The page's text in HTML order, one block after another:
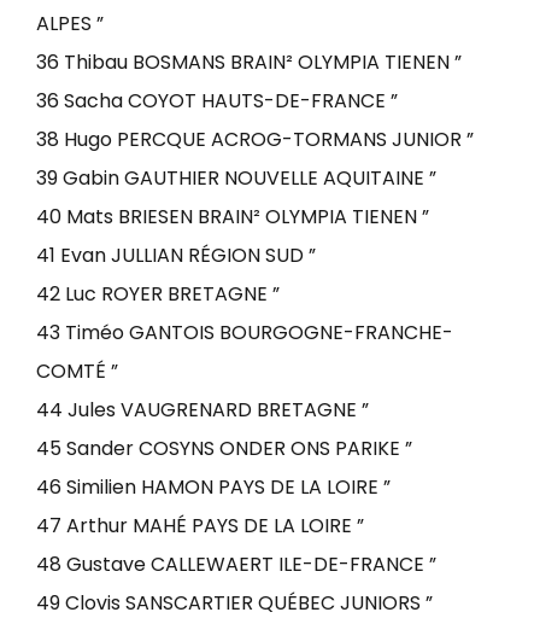
ALPES ”
36 Thibau BOSMANS BRAIN² OLYMPIA TIENEN ”
36 Sacha COYOT HAUTS-DE-FRANCE ”
38 Hugo PERCQUE ACROG-TORMANS JUNIOR ”
39 Gabin GAUTHIER NOUVELLE AQUITAINE ”
40 Mats BRIESEN BRAIN² OLYMPIA TIENEN ”
41 Evan JULLIAN RÉGION SUD ”
42 Luc ROYER BRETAGNE ”
43 Timéo GANTOIS BOURGOGNE-FRANCHE-
COMTÉ ”
44 Jules VAUGRENARD BRETAGNE ”
45 Sander COSYNS ONDER ONS PARIKE ”
46 Similien HAMON PAYS DE LA LOIRE ”
47 Arthur MAHÉ PAYS DE LA LOIRE ”
48 Gustave CALLEWAERT ILE-DE-FRANCE ”
49 Clovis SANSCARTIER QUÉBEC JUNIORS ”